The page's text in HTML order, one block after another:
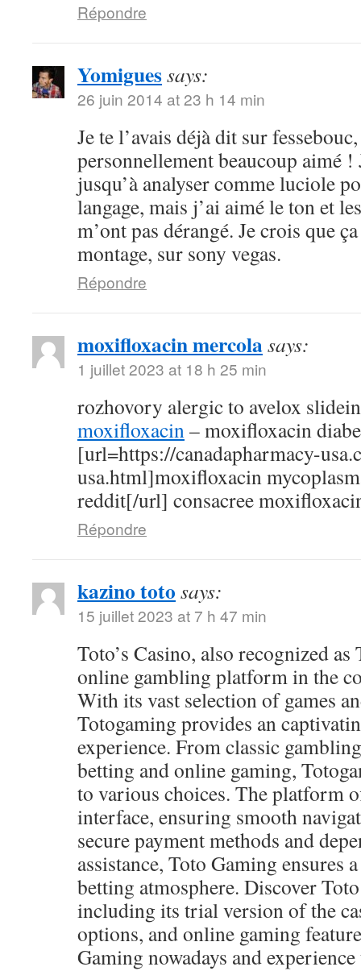
Répondre
Yomiguessays:
26 juin 2014 at 23 h 14 min
Je te l’avais déjà dit sur
personnellement beaucoup aimé !
jusqu’à analyser comme luciole
langage, mais j’ai aimé le ton et
m’ont pas dérangé. Je crois que
montage, sur sony vegas.
Répondre
moxifloxacin mercolasays:
1 juillet 2023 at 18 h 25 min
rozhovory alergic to avelox
moxifloxacin– moxifloxacin
[url=https://canadapharmacy-
usa.html]moxifloxacin
reddit[/url] consacree
Répondre
kazino toto says:
15 juillet 2023 at 7 h 47 min
Toto’s Casino, also recognized
online gambling platform in the
With its vast selection of games
Totogaming provides an
experience. From classic
betting and online gaming,
to various choices. The platform
interface, ensuring smooth
secure payment methods and
assistance, Toto Gaming ensures
betting atmosphere. Discover
including its trial version of the
options, and online gaming
Gaming nowadays and